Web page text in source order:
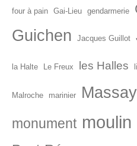
four à pain Gai-Lieu gendarmerie
Guichen Jacques Guillot
la Halte Le Freux les Halles
Malroche marinier
monument moulin